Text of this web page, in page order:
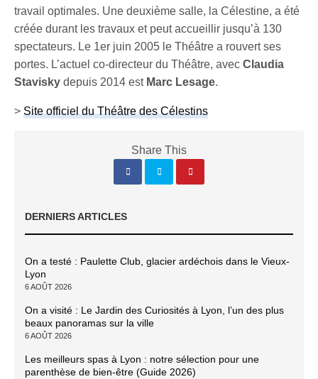
travail optimales. Une deuxième salle, la Célestine, a été
créée durant les travaux et peut accueillir jusqu’à 130
spectateurs. Le 1er juin 2005 le Théâtre a rouvert ses
portes. L’actuel co-directeur du Théâtre, avecClaudia
Stavisky depuis 2014 est Marc Lesage.
>Site officiel du Théâtre des Célestins
Share This
DERNIERS ARTICLES
On a testé : Paulette Club, glacier ardéchois dans le Vieux-
Lyon
6 AOÛT 2026
On a visité : Le Jardin des Curiosités à Lyon, l’un des plus
beaux panoramas sur la ville
6 AOÛT 2026
Les meilleurs spas à Lyon : notre sélection pour une
parenthèse de bien-être (Guide 2026)